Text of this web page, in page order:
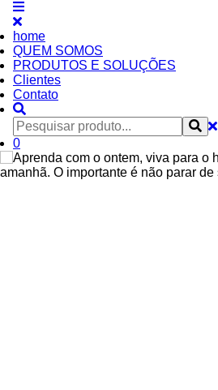
home
QUEM SOMOS
PRODUTOS E SOLUÇÕES
Clientes
Contato
0